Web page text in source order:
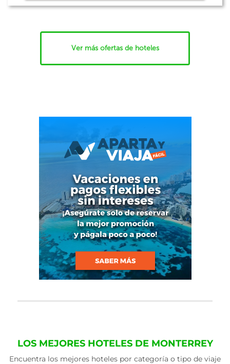
Ver más ofertas de hoteles
LOS MEJORES HOTELES DE MONTERREY
Encuentra los mejores hoteles por categoría o tipo de viaje